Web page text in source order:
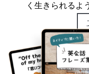
く生きられるよ